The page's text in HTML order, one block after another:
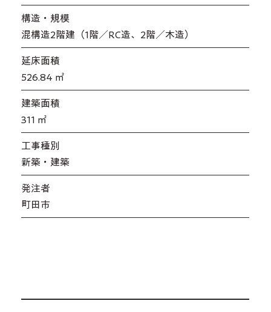
​構造・規模
混構造2階建（1階／RC造、2階／木造）
延床面積
526.84 ㎡
​建築面積
311 ㎡
工事種別
新築・建築
発注者
町田市